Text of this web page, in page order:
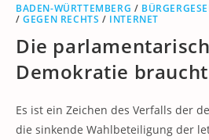
BADEN-WÜRTTEMBERG /
/GEGEN RECHTS / INTERNET
Die
Demokratie
Es ist ein Zeichen des Verfalls der
die sinkende Wahlbeteiligung der